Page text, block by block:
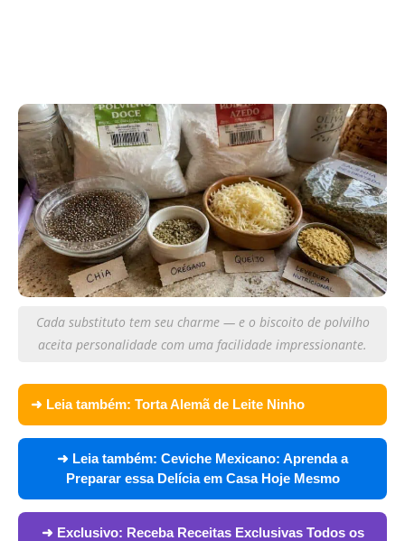
Cada substituto tem seu charme — e o biscoito de polvilho
aceita personalidade com uma facilidade impressionante.
➜ Leia também: Torta Alemã de Leite Ninho
➜ Leia também: Ceviche Mexicano: Aprenda a
Preparar essa Delícia em Casa Hoje Mesmo
➜ Exclusivo: Receba Receitas Exclusivas Todos os